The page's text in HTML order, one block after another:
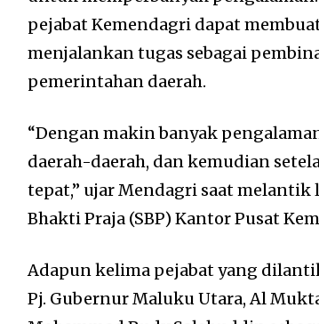
pejabat Kemendagri dapat
menjalankan tugas sebagai
pemerintahan daerah.
“Dengan makin banyak
daerah-daerah, dan kemudian
tepat,” ujar Mendagri saat melantik
Bhakti Praja (SBP) Kantor Pusat
Adapun kelima pejabat yang
Pj. Gubernur Maluku Utara, Al